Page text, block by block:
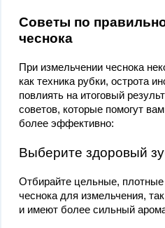
Советы по
чеснока
При измельчении чеснока
как техника рубки, острота
повлиять на итоговый
советов, которые помогут
более эффективно:
Выберите здоровый
Отбирайте цельные,
чеснока для измельчения,
и имеют более сильный